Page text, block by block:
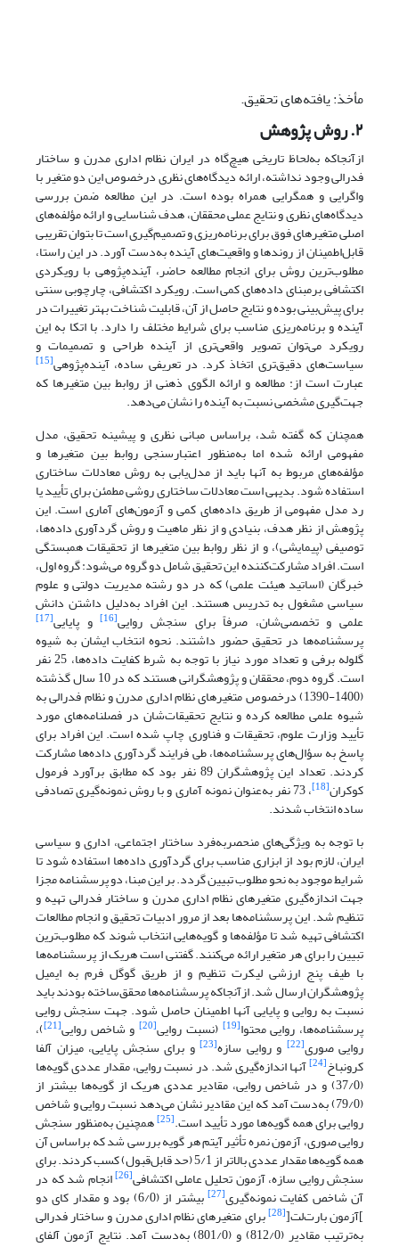
مأخذ: یافته‌های تحقیق.
۲. روش پژوهش
ازآنجاکه به‌لحاظ تاریخی هیچ‌گاه در ایران نظام اداری مدرن و ساختار
فدرالی وجود نداشته، ارائه دیدگاه‌های نظری درخصوص این دو متغیر با
واگرایی و همگرایی همراه بوده است. در این مطالعه ضمن بررسی
دیدگاه‌های نظری و نتایج عملی محققان، هدف شناسایی و ارائه مؤلفه‌های
اصلی متغیرهای فوق برای برنامه‌ریزی و تصمیم‌گیری است تا بتوان تقریبی
قابل‌اطمینان از روندها و واقعیت‌های آینده به‌دست آورد. در این راستا،
مطلوب‌ترین روش برای انجام مطالعه حاضر، آینده‌پژوهی با رویکردی
اکتشافی برمبنای داده‌های کمی است. رویکرد اکتشافی، چارچوبی سنتی
برای پیش‌بینی بوده و نتایج حاصل از آن، قابلیت شناخت بهتر تغییرات در
آینده و برنامه‌ریزی مناسب برای شرایط مختلف را دارد. با اتکا به این
رویکرد می‌توان تصویر واقعی‌تری از آینده طراحی و تصمیمات و
سیاست‌های دقیق‌تری اتخاذ کرد. در تعریفی ساده، آینده‌پژوهی[15]
عبارت است از: مطالعه و ارائه الگوی ذهنی از روابط بین متغیرها که
جهت‌گیری مشخصی نسبت به آینده را نشان می‌دهد.
همچنان که گفته شد، براساس مبانی نظری و پیشینه تحقیق، مدل
مفهومی ارائه شده اما به‌منظور اعتبارسنجی روابط بین متغیرها و
مؤلفه‌های مربوط به آنها باید از مدل‌یابی به روش معادلات ساختاری
استفاده شود. بدیهی است معادلات ساختاری روشی مطمئن برای تأیید یا
رد مدل مفهومی از طریق داده‌های کمی و آزمون‌های آماری است. این
پژوهش از نظر هدف، بنیادی و از نظر ماهیت و روش گردآوری داده‌ها،
توصیفی (پیمایشی)، و از نظر روابط بین متغیرها از تحقیقات همبستگی
است. افراد مشارکت‌کننده این تحقیق شامل دو گروه می‌شود: گروه اول،
خبرگان (اساتید هیئت علمی) که در دو رشته مدیریت دولتی و علوم
سیاسی مشغول به تدریس هستند. این افراد به‌دلیل داشتن دانش
علمی و تخصصی‌شان، صرفاً برای سنجش روایی[16] و پایایی[17]
پرسشنامه‌ها در تحقیق حضور داشتند. نحوه انتخاب ایشان به شیوه
گلوله برفی و تعداد مورد نیاز با توجه به ‌شرط کفایت داده‌ها، 25 نفر
است. گروه دوم، محققان و پژوهشگرانی هستند که در 10 سال گذشته
(1400-1390) درخصوص متغیرهای نظام اداری مدرن و نظام فدرالی به
شیوه علمی مطالعه کرده و نتایج تحقیقات‌شان در فصلنامه‌های مورد
تأیید وزارت علوم، تحقیقات و فناوری چاپ شده است. این افراد برای
پاسخ به سؤال‌های پرسشنامه‌ها، طی فرایند گردآوری داده‌ها مشارکت
کردند. تعداد این پژوهشگران 89 نفر بود که مطابق برآورد فرمول
کوکران[18] ، 73 نفر به‌عنوان نمونه آماری و با روش نمونه‌گیری تصادفی
ساده انتخاب شدند.
با توجه به ویژگی‌های منحصربه‌فرد ساختار اجتماعی، اداری و سیاسی
ایران، لازم بود از ابزاری مناسب برای گردآوری داده‌ها استفاده شود تا
شرایط موجود به نحو مطلوب تبیین گردد. بر این مبنا، دو پرسشنامه مجزا
جهت اندازه‌گیری متغیرهای نظام اداری مدرن و ساختار فدرالی تهیه و
تنظیم شد. این پرسشنامه‌ها بعد از مرور ادبیات تحقیق و انجام مطالعات
اکتشافی تهیه شد تا مؤلفه‌ها و گویه‌هایی انتخاب شوند که مطلوب‌ترین
تبیین را برای هر متغیر ارائه می‌کنند. گفتنی است هریک از پرسشنامه‌ها
با طیف پنج ارزشی لیکرت تنظیم و از طریق گوگل فرم به ایمیل
پژوهشگران ارسال شد. ازآنجا‌که پرسشنامه‌ها محقق‌ساخته بودند باید
نسبت به روایی و پایایی آنها اطمینان حاصل شود. جهت سنجش روایی
پرسشنامه‌ها، روایی محتوا[19] (نسبت روایی[20] و شاخص روایی[21] )،
روایی صوری[22] و روایی سازه[23] و برای سنجش پایایی، میزان آلفا
کرونباخ[24] آنها اندازه‌گیری شد. در نسبت روایی، مقدار عددی گویه‌ها
(37/0) و در شاخص روایی، مقادیر عددی هریک از گویه‌ها بیشتر از
(79/0) به‌دست آمد که این مقادیر نشان‌ می‌دهد نسبت روایی و شاخص
روایی برای همه گویه‌ها مورد تأیید است.[25] همچنین به‌منظور سنجش
روایی صوری، آزمون نمره تأثیر آیتم هر گویه بررسی شد که براساس آن
همه گویه‌ها مقدار عددی بالاتر از 5/1 (حد قابل‌قبول) کسب کردند. برای
سنجش روایی سازه، آزمون تحلیل عاملی اکتشافی[26] انجام شد که در
آن شاخص کفایت نمونه‌گیری[27] بیشتر از (6/0) بود و مقدار کای دو
]آزمون بارت‌لت[[28] برای متغیرهای نظام اداری مدرن و ساختار فدرالی
به‌ترتیب مقادیر (812/0) و (801/0) به‌دست آمد. نتایج آزمون آلفای